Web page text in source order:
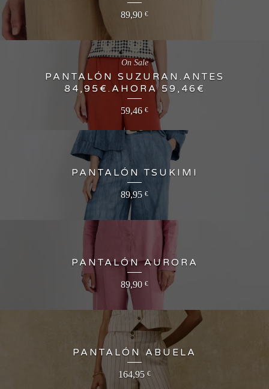
89,90 €
PANTALÓN SUZURAN.ANTES
84,95€.AHORA 59,46€
59,46 €
On Sale
PANTALÓN TSUKIMI
89,95 €
PANTALÓN AURORA
89,90 €
PANTALÓN ABUELA
164,95 €